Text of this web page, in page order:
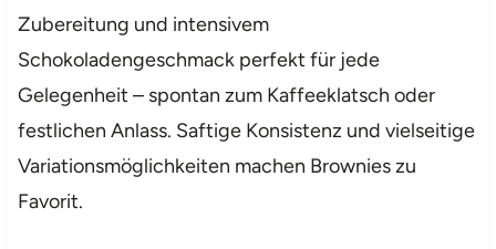
Zubereitung und intensivem
Schokoladengeschmack perfekt für jede
Gelegenheit – spontan zum Kaffeeklatsch oder
festlichen Anlass. Saftige Konsistenz und vielseitige
Variationsmöglichkeiten machen Brownies zu
Favorit.